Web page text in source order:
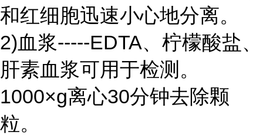
和红细胞迅速小心地分离。
2)血浆-----EDTA、柠檬酸盐、
肝素血浆可用于检测。
1000×g离心30分钟去除颗
粒。